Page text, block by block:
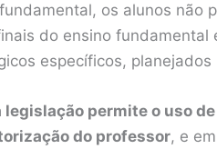
os alunos não
do ensino fundamental
específicos, planejados
legislação permite o uso
do professor, e